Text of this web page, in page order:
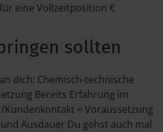
eine Vollzeitposition €
sollten
dich: Chemisch-technische
Bereits Erfahrung im
= Voraussetzung
Ausdauer Du gehst auch mal